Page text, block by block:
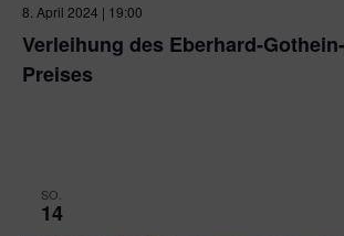
Verleihung des Eberhard-Gothein-
Preises
8. April 2024 | 19:00
SO.
14